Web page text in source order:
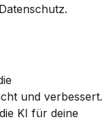
und verbessert.
KI für deine